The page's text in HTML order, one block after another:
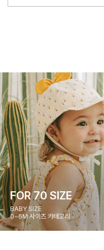
FOR 70 SIZE
BABY SIZE
0~6M 사이즈 카테고리